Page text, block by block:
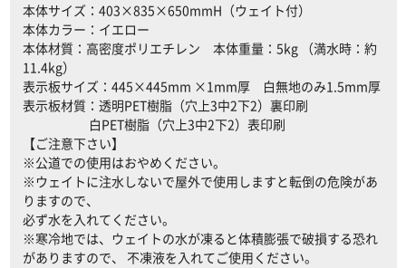
本体サイズ：403×835×650mmH（ウェイト付）
本体カラー：イエロー
本体材質：高密度ポリエチレン 本体重量：5kg （満水時：約
11.4kg）
表示板サイズ：445×445mm ×1mm厚 白無地のみ1.5mm厚
表示板材質：透明PET樹脂（穴上3中2下2）裏印刷
白PET樹脂（穴上3中2下2）表印刷
【ご注意下さい】
※公道での使用はおやめください。
※ウェイトに注水しないで屋外で使用しますと転倒の危険があ
りますので、
必ず水を入れてください。
※寒冷地では、ウェイトの水が凍ると体積膨張で破損する恐れ
がありますので、 不凍液を入れてご使用ください。